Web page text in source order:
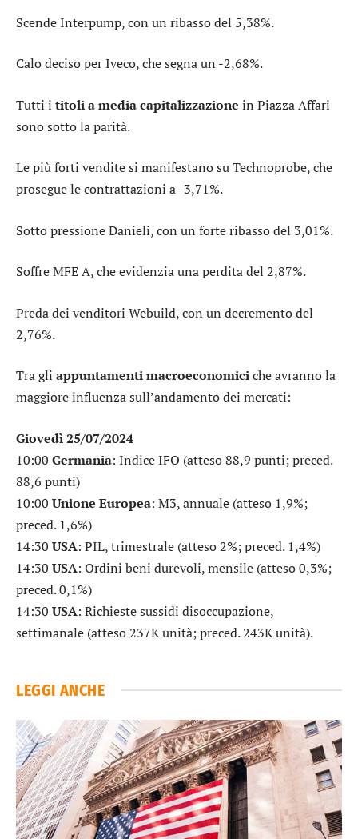
ScendeInterpump, con un ribasso del 5,38%.
Calo deciso perIveco, che segna un -2,68%.
Tutti i titoli a media capitalizzazione in Piazza Affari
sono sotto la parità.
Le più forti vendite si manifestano suTechnoprobe, che
prosegue le contrattazioni a -3,71%.
Sotto pressioneDanieli, con un forte ribasso del 3,01%.
SoffreMFE A, che evidenzia una perdita del 2,87%.
Preda dei venditori Webuild, con un decremento del
2,76%.
Tra gli appuntamenti macroeconomiciche avranno la
maggiore influenza sull’andamento dei mercati:
Giovedì 25/07/2024
10:00 Germania: Indice IFO (atteso 88,9 punti; preced.
88,6 punti)
10:00 Unione Europea: M3, annuale (atteso 1,9%;
preced. 1,6%)
14:30 USA: PIL, trimestrale (atteso 2%; preced. 1,4%)
14:30 USA: Ordini beni durevoli, mensile (atteso 0,3%;
preced. 0,1%)
14:30 USA: Richieste sussidi disoccupazione,
settimanale (atteso 237K unità; preced. 243K unità).
LEGGI ANCHE